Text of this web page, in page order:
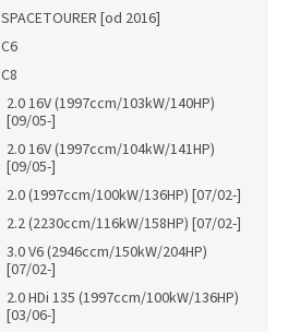
SPACETOURER [od 2016]
C6
C8
2.0 16V (1997ccm/103kW/140HP)
[09/05-]
2.0 16V (1997ccm/104kW/141HP)
[09/05-]
2.0 (1997ccm/100kW/136HP) [07/02-]
2.2 (2230ccm/116kW/158HP) [07/02-]
3.0 V6 (2946ccm/150kW/204HP)
[07/02-]
2.0 HDi 135 (1997ccm/100kW/136HP)
[03/06-]